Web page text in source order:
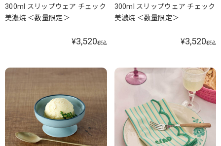
300ml スリップウェア チェック
美濃焼 ＜数量限定＞
¥3,520税込
300ml スリップウェア チェック
美濃焼 ＜数量限定＞
¥3,520税込